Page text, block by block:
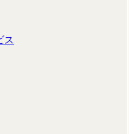
ス